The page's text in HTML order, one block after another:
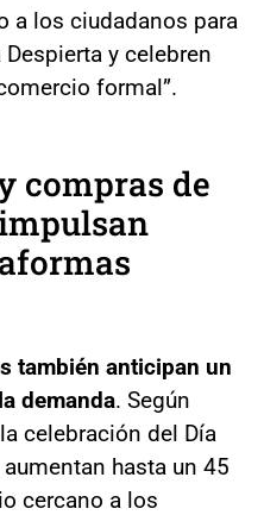
a los ciudadanos para
y celebren
formal”.
compras de
también anticipan un
demanda. Según
celebración del Día
hasta un 45
cercano a los